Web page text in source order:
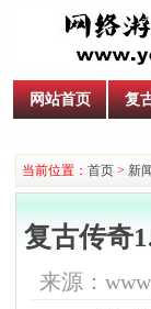
网站首页 复
当前位置： 首页 > 新
复古传奇
来源：